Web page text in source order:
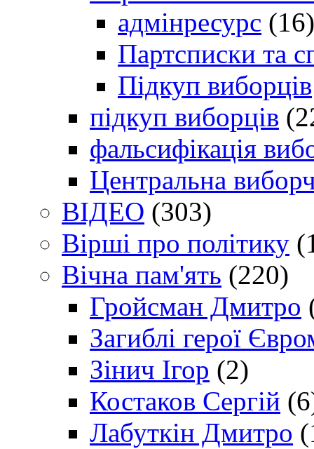
адмінресурс (16)
Партсписки та
Підкуп виборців
підкуп виборців
фальсифікація
Центральна
ВІДЕО (303)
Вірші про політику
Вічна пам'ять (220)
Гройсман Дмитро
Загиблі герої
Зінич Ігор (2)
Костаков Сергій
Лабуткін Дмитро